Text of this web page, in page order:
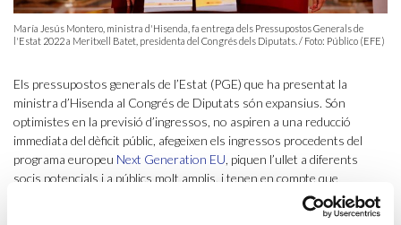
María Jesús Montero, ministra d'Hisenda, fa entrega dels Pressupostos Generals de
l'Estat 2022 a Meritxell Batet, presidenta del Congrés dels Diputats. / Foto: Público (EFE)
Els pressupostos generals de l’Estat (PGE) que ha presentat la
ministra d’Hisenda al Congrés de Diputats són expansius. Són
optimistes en la previsió d’ingressos, no aspiren a una reducció
immediata del dèficit públic, afegeixen els ingressos procedents del
programa europeu Next Generation EU, piquen l’ullet a diferents
socis potencials i a públics molt amplis, i tenen en compte que
probablement s’hauran de prorrogar i hauran de durar dos anys.